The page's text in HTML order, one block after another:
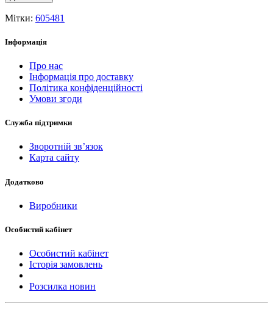
Мітки: 605481
Інформація
Про нас
Інформація про доставку
Політика конфіденційності
Умови згоди
Служба підтримки
Зворотній зв’язок
Карта сайту
Додатково
Виробники
Особистий кабінет
Особистий кабінет
Історія замовлень
Розсилка новин